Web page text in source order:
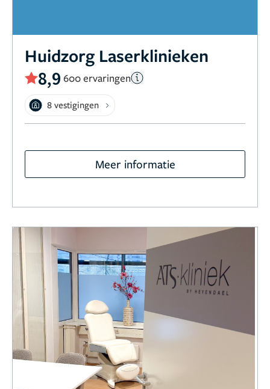
Huidzorg Laserklinieken
8,9 600 ervaringen
8 vestigingen
Meer informatie